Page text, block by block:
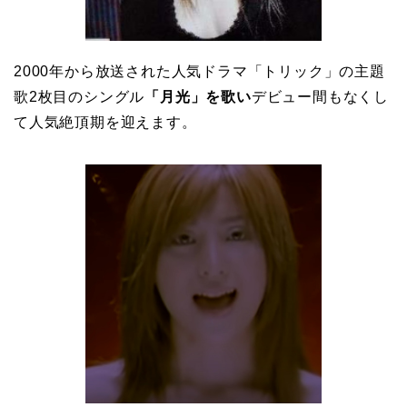
2000年から放送された人気ドラマ「トリック」の主題
歌2枚目のシングル 「月光」を歌いデビュー間もなくし
て人気絶頂期を迎えます。